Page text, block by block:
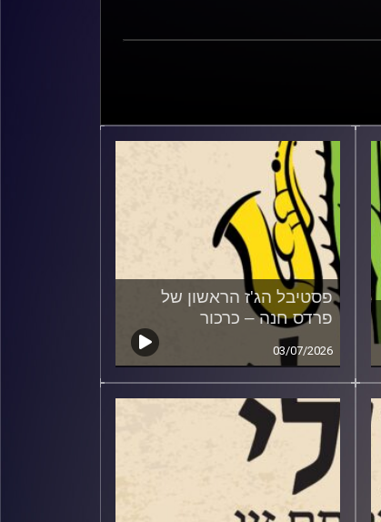
פסטיבל הג'ז הראשון של
פרדס חנה – כרכור
03/07/2026